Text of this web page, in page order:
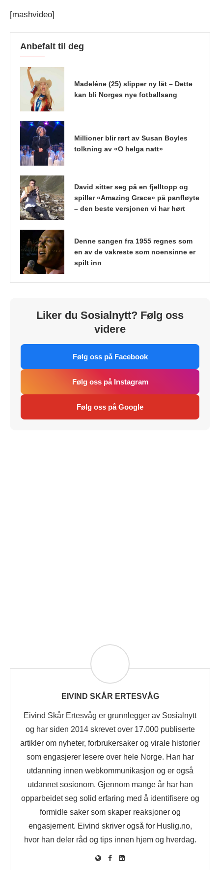
[mashvideo]
Anbefalt til deg
Madeléne (25) slipper ny låt – Dette
kan bli Norges nye fotballsang
Millioner blir rørt av Susan Boyles
tolkning av «O helga natt»
David sitter seg på en fjelltopp og
spiller «Amazing Grace» på panfløyte
– den beste versjonen vi har hørt
Denne sangen fra 1955 regnes som
en av de vakreste som noensinne er
spilt inn
Liker du Sosialnytt? Følg oss
videre
Følg oss på Facebook
Følg oss på Instagram
Følg oss på Google
EIVIND SKÅR ERTESVÅG
Eivind Skår Ertesvåg er grunnlegger av Sosialnytt
og har siden 2014 skrevet over 17.000 publiserte
artikler om nyheter, forbrukersaker og virale historier
som engasjerer lesere over hele Norge. Han har
utdanning innen webkommunikasjon og er også
utdannet sosionom. Gjennom mange år har han
opparbeidet seg solid erfaring med å identifisere og
formidle saker som skaper reaksjoner og
engasjement. Eivind skriver også for Huslig.no,
hvor han deler råd og tips innen hjem og hverdag.